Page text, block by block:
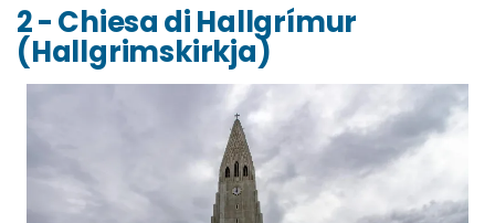
2 - Chiesa di Hallgrímur
(Hallgrimskirkja)